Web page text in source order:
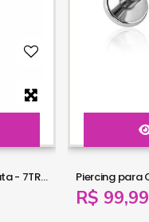
Piercing Pin Push Tragus ou Hélix - Prata - 7TRG282
R$ 99,99